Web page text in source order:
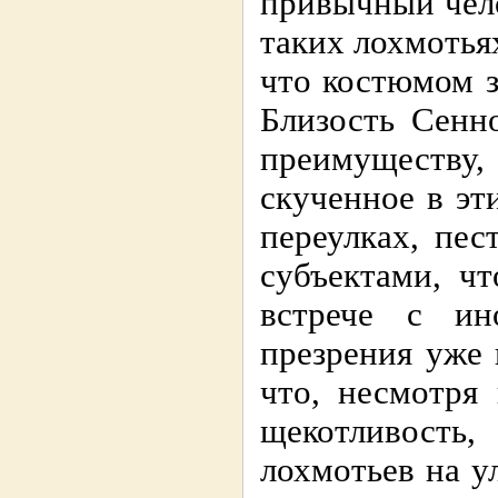
таких
что костюмом
Близость
скученное в
переулках,
субъектами,
встрече с
презрения уже
что,
лохмотьев на